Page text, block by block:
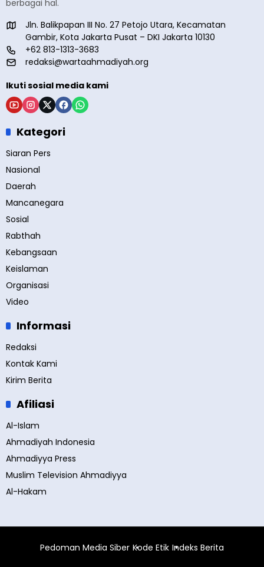
berbagai hal.
Jln. Balikpapan III No. 27 Petojo Utara, Kecamatan
Gambir, Kota Jakarta Pusat – DKI Jakarta 10130
+62 813-1313-3683
redaksi@wartaahmadiyah.org
Ikuti sosial media kami
Kategori
Siaran Pers
Nasional
Daerah
Mancanegara
Sosial
Rabthah
Kebangsaan
Keislaman
Organisasi
Video
Informasi
Redaksi
Kontak Kami
Kirim Berita
Afiliasi
Al-Islam
Ahmadiyah Indonesia
Ahmadiyya Press
Muslim Television Ahmadiyya
Al-Hakam
Pedoman Media Siber Kode Etik Indeks Berita